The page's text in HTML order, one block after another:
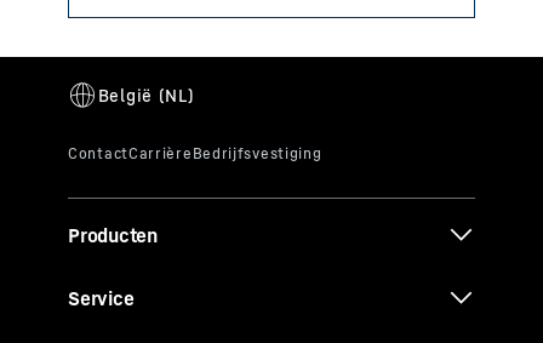
Producten
Service